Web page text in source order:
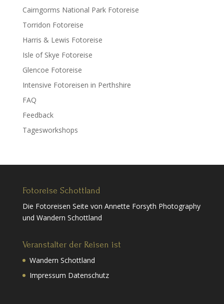
Cairngorms National Park Fotoreise
Torridon Fotoreise
Harris & Lewis Fotoreise
Isle of Skye Fotoreise
Glencoe Fotoreise
Intensive Fotoreisen in Perthshire
FAQ
Feedback
Tagesworkshops
Fotoreise Schottland
Die Fotoreisen Seite von Annette Forsyth Photography
und Wandern Schottland
Veranstalter der Reisen ist
Wandern Schottland
Impressum Datenschutz